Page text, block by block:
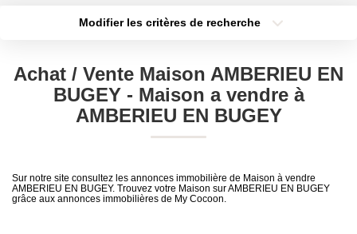
NOS PRESTATIONS
NOTRE AGENCE
Modifier les critères de recherche
Surface min
Plus de critères Créer une alerte
Achat / Vente Maison AMBERIEU EN
BUGEY - Maison a vendre à
AMBERIEU EN BUGEY
Sur notre site consultez les annonces immobilière de Maison à vendre
AMBERIEU EN BUGEY. Trouvez votre Maison sur AMBERIEU EN BUGEY
grâce aux annonces immobilières de My Cocoon.